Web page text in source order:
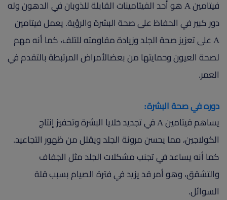
فيتامين A هو أحد الفيتامينات القابلة للذوبان في الدهون وله
دور كبير في الحفاظ على صحة البشرة والرؤية. يعمل فيتامين
A على تعزيز صحة الجلد وزيادة مقاومته للتلف، كما أنه مهم
لصحة العيون وحمايتها من بعضالأمراض المرتبطة بالتقدم في
العمر.
دوره في صحة البشرة:
يساهم فيتامين A في تجديد خلايا البشرة وتحفيز إنتاج
الكولاجين، مما يحسن مرونة الجلد ويقلل من ظهور التجاعيد.
كما أنه يساعد في تجنب مشكلات الجلد مثل الجفاف
والتشقق، وهو أمر قد يزيد في فترة الصيام بسبب قلة
السوائل.